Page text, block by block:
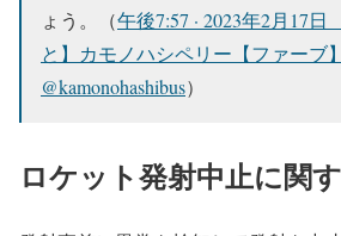
ょう。（午後7:57 · 2023年2月17
と】カモノハシペリー【ファーブ】
@kamonohashibus）
ロケット発射中止に関